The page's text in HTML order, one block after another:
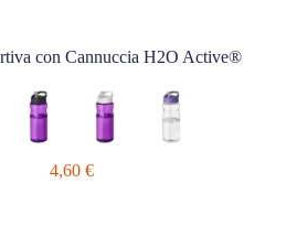
con Cannuccia H2O Active®
4,60 €